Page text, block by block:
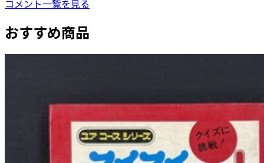
コメント一覧を見る
おすすめ商品